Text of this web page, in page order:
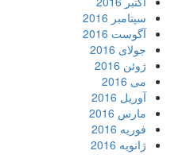
سپتامبر 2016
آگوست 2016
جولای 2016
ژوئن 2016
می 2016
آوریل 2016
مارس 2016
فوریه 2016
ژانویه 2016